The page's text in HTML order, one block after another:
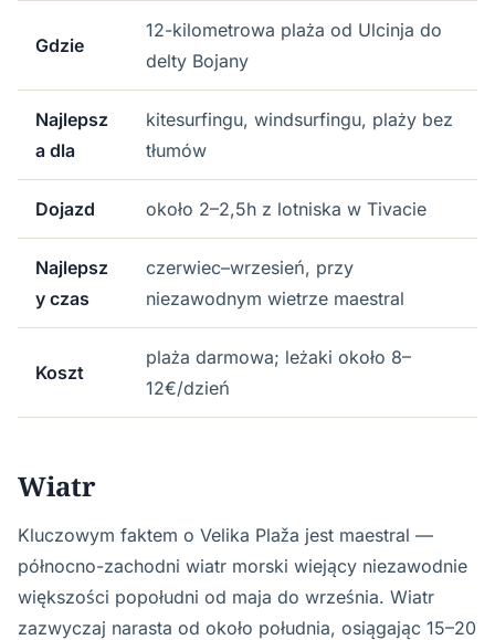
Gdzie
12-kilometrowa plaża od Ulcinja do
delty Bojany
Najlepsz
a dla
kitesurfingu, windsurfingu, plaży bez
tłumów
Dojazd około 2–2,5h z lotniska w Tivacie
Najlepsz
y czas
czerwiec–wrzesień, przy
niezawodnym wietrze maestral
Koszt
plaża darmowa; leżaki około 8–
12€/dzień
Wiatr
Kluczowym faktem o Velika Plaža jest maestral —
północno-zachodni wiatr morski wiejący niezawodnie
większości popołudni od maja do września. Wiatr
zazwyczaj narasta od około południa, osiągając 15–20